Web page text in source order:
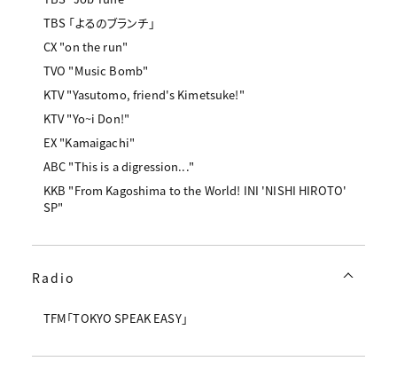
TBS 「よるのブランチ」
CX "on the run"
TVO "Music Bomb"
KTV "Yasutomo, friend's Kimetsuke!"
KTV "Yo~i Don!"
EX "Kamaigachi"
ABC "This is a digression..."
KKB "From Kagoshima to the World! INI 'NISHI HIROTO'
SP"
Radio
TFM「TOKYO SPEAK EASY」